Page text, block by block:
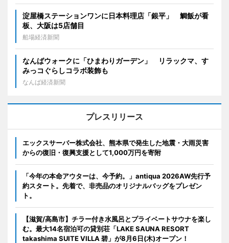
淀屋橋ステーションワンに日本料理店「銀平」 鯛飯が看
板、大阪は5店舗目
船場経済新聞
なんばウォークに「ひまわりガーデン」 リラックマ、す
みっコぐらしコラボ装飾も
なんば経済新聞
プレスリリース
エックスサーバー株式会社、熊本県で発生した地震・大雨災害
からの復旧・復興支援として1,000万円を寄附
「今年の本命アウターは、今予約。」antiqua 2026AW先行予
約スタート。先着で、非売品のオリジナルバッグをプレゼン
ト。
【滋賀/高島市】チラー付き水風呂とプライベートサウナを楽し
む。最大14名宿泊可の貸別荘「LAKE SAUNA RESORT
takashima SUITE VILLA 碧」が8月6日(木)オープン！